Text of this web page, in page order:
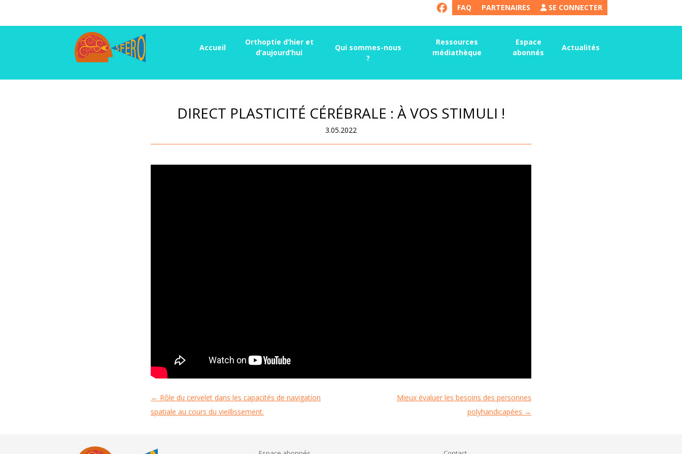
SE CONNECTER
PARTENAIRES
FAQ
Accueil
Orthoptie d’hier et
d’aujourd’hui
Qui sommes-nous
?
Ressources
médiathèque
Espace
abonnés
Actualités
DIRECT PLASTICITÉ CÉRÉBRALE : À VOS STIMULI !
3.05.2022
Navigation
des
← Rôle du cervelet dans les capacités de navigation
spatiale au cours du vieillissement.
Mieux évaluer les besoins des personnes
polyhandicapées →